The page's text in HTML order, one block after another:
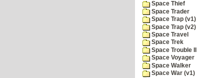
Space Thief
Space Trader
Space Trap (v1)
Space Trap (v2)
Space Travel
Space Trek
Space Trouble II
Space Voyager
Space Walker
Space War (v1)